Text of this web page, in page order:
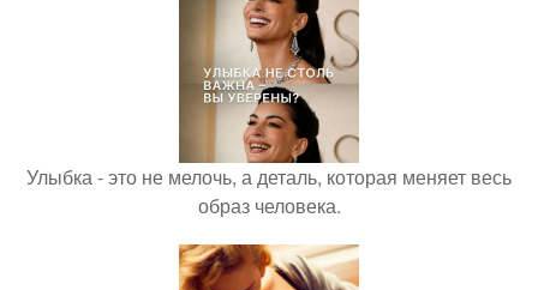
Улыбка - это не мелочь, а деталь, которая меняет весь
образ человека.